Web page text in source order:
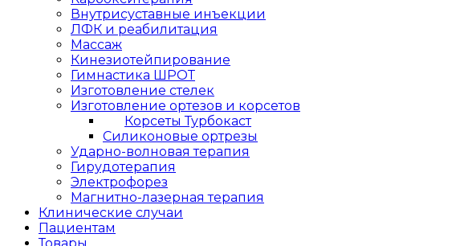
Внутрисуставные инъекции
ЛФК и реабилитация
Массаж
Кинезиотейпирование
Гимнастика ШРОТ
Изготовление стелек
Изготовление ортезов и корсетов
Корсеты Турбокаст
Силиконовые ортрезы
Ударно-волновая терапия
Гирудотерапия
Электрофорез
Магнитно-лазерная терапия
Клинические случаи
Пациентам